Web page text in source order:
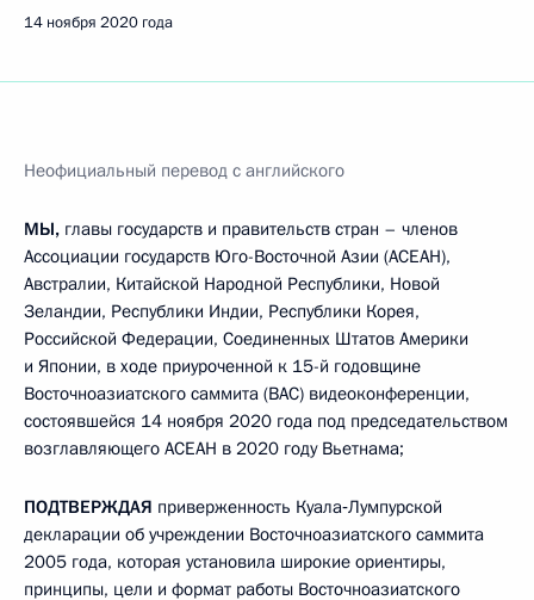
14 ноября 2020 года
Неофициальный перевод с английского
МЫ, главы государств и правительств стран – членов
Ассоциации государств Юго-Восточной Азии (АСЕАН),
Австралии, Китайской Народной Республики, Новой
Зеландии, Республики Индии, Республики Корея,
Российской Федерации, Соединенных Штатов Америки
и Японии, в ходе приуроченной к 15-й годовщине
Восточноазиатского саммита (ВАС) видеоконференции,
состоявшейся 14 ноября 2020 года под председательством
возглавляющего АСЕАН в 2020 году Вьетнама;
ПОДТВЕРЖДАЯ приверженность Куала‑Лумпурской
декларации об учреждении Восточноазиатского саммита
2005 года, которая установила широкие ориентиры,
принципы, цели и формат работы Восточноазиатского